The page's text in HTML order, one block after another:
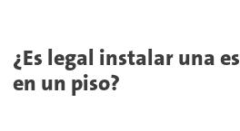
¿Es legal instalar una
en un piso?